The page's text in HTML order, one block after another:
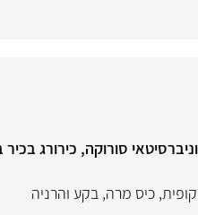
סורוקה, כירורג בכיר
, כיס מרה, בקע והרניה